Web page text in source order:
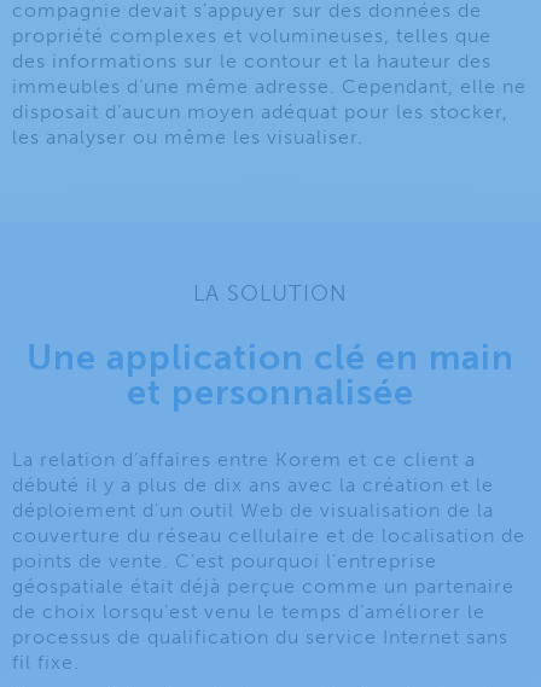
compagnie devait s’appuyer sur des données de
propriété complexes et volumineuses, telles que
des informations sur le contour et la hauteur des
immeubles d’une même adresse. Cependant, elle ne
disposait d’aucun moyen adéquat pour les stocker,
les analyser ou même les visualiser.
LA SOLUTION
Une application clé en main
et personnalisée
La relation d’affaires entre Korem et ce client a
débuté il y a plus de dix ans avec la création et le
déploiement d’un outil Web de visualisation de la
couverture du réseau cellulaire et de localisation de
points de vente. C’est pourquoi l’entreprise
géospatiale était déjà perçue comme un partenaire
de choix lorsqu’est venu le temps d’améliorer le
processus de qualification du service Internet sans
fil fixe.